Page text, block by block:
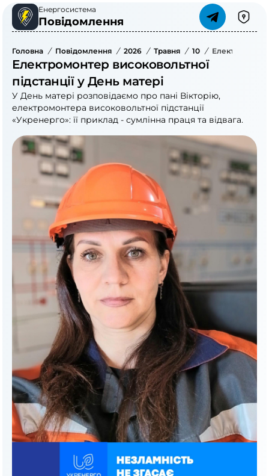
Енергосистема
Повідомлення
Головна / Повідомлення / 2026 / Травня / 10 /
Електромонтер високовольтної
підстанції у День матері
У День матері розповідаємо про пані Вікторію,
електромонтера високовольтної підстанції
«Укренерго»: її приклад - сумлінна праця та відвага.